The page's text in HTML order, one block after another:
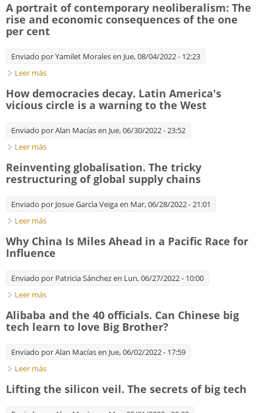
A portrait of contemporary neoliberalism: The
rise and economic consequences of the one
per cent
Enviado porYamilet Moralesen Jue, 08/04/2022 - 12:23
Leer más
How democracies decay. Latin America's
vicious circle is a warning to the West
Enviado porAlan Macíasen Jue, 06/30/2022 - 23:52
Leer más
Reinventing globalisation. The tricky
restructuring of global supply chains
Enviado por Josue Garcìa Veigaen Mar, 06/28/2022 - 21:01
Leer más
Why China Is Miles Ahead in a Pacific Race for
Influence
Enviado por Patricia Sánchezen Lun, 06/27/2022 - 10:00
Leer más
Alibaba and the 40 officials. Can Chinese big
tech learn to love Big Brother?
Enviado porAlan Macíasen Jue, 06/02/2022 - 17:59
Leer más
Lifting the silicon veil. The secrets of big tech